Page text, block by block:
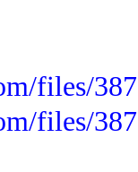
files/
files/